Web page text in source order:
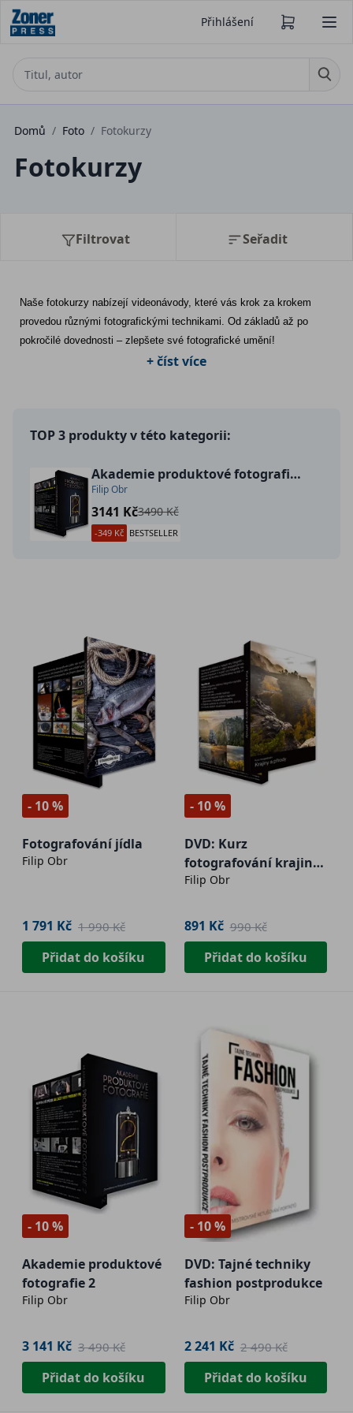
Přihlášení
Domů / Foto / Fotokurzy
Fotokurzy
Filtrovat Seřadit
Naše fotokurzy nabízejí videonávody, které vás krok za krokem
provedou různými fotografickými technikami. Od základů až po
pokročilé dovednosti – zlepšete své fotografické umění!
+ číst více
TOP 3 produkty v této kategorii:
Akademie produktové fotografie 2
Filip Obr
3141 Kč3490 Kč
-349 Kč BESTSELLER
- 10 %
Fotografování jídla
Filip Obr
1 791 Kč 1 990 Kč
Přidat do košíku
- 10 %
DVD: Kurz
fotografování krajiny
a přírody
Filip Obr
891 Kč 990 Kč
Přidat do košíku
- 10 %
Akademie produktové
fotografie 2
Filip Obr
3 141 Kč 3 490 Kč
Přidat do košíku
- 10 %
DVD: Tajné techniky
fashion postprodukce
Filip Obr
2 241 Kč 2 490 Kč
Přidat do košíku